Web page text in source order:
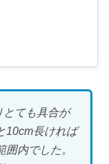
とても具合が
10cm長ければ
内でした。